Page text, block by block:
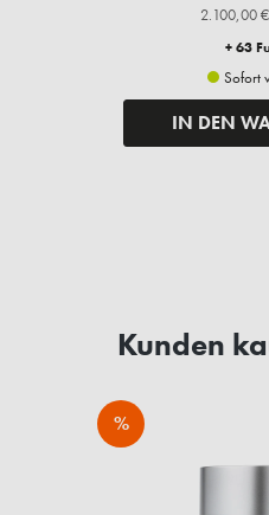
2.100,00
+ 63
Sofort
IN DEN
Kunden
%